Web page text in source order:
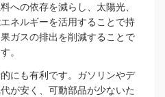
への依存を減らし、太陽光、
ネルギーを活用することで持
ガスの排出を削減することで
。
にも有利です。ガソリンやデ
が安く、可動部品が少ないた